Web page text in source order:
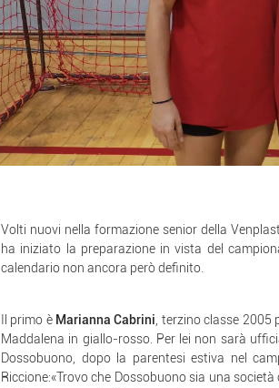
Volti nuovi nella formazione senior della
ha iniziato la preparazione in vista del
calendario non ancora però definito.
Il primo è Marianna Cabrini, terzino classe 2005
Maddalena in giallo-rosso. Per lei non sarà
Dossobuono, dopo la parentesi estiva nel
Riccione:«Trovo che Dossobuono sia una